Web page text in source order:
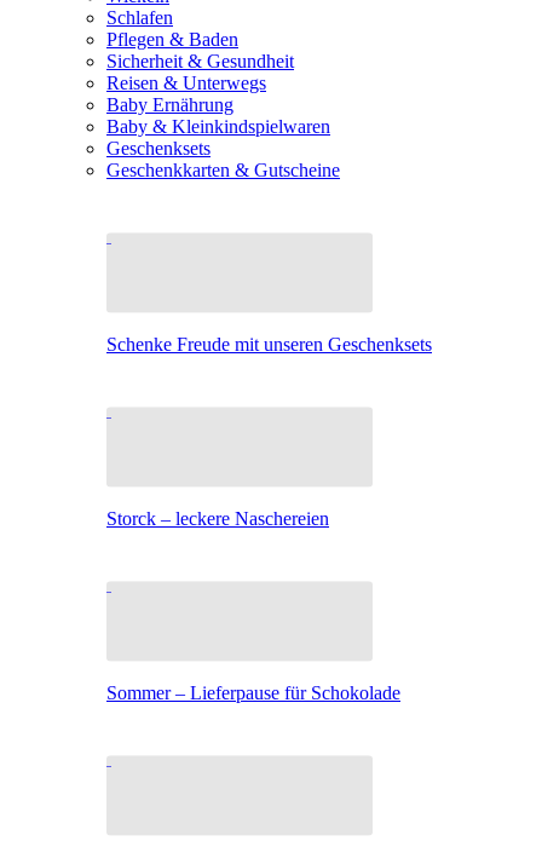
Schlafen
Pflegen & Baden
Sicherheit & Gesundheit
Reisen & Unterwegs
Baby Ernährung
Baby & Kleinkindspielwaren
Geschenksets
Geschenkkarten & Gutscheine
Schenke Freude mit unseren Geschenksets
Storck – leckere Naschereien
Sommer – Lieferpause für Schokolade